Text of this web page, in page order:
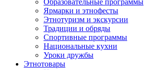
Образовательные программы
Ярмарки и этнофесты
Этнотуризм и экскурсии
Традиции и обряды
Спортивные программы
Национальные кухни
Уроки дружбы
Этнотовары